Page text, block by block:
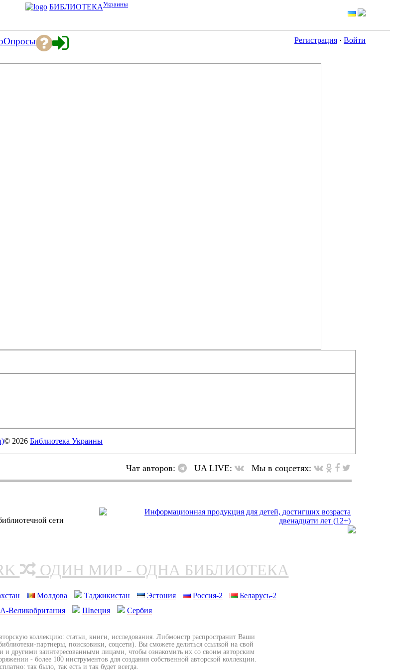
БИБЛИОТЕКАУкраины
Регистрация · Войти
Опросы
© 2026 Библиотека Украины
Чат авторов: UA LIVE: Мы в соцсетях:
сети
ОДИН МИР - ОДНА БИБЛИОТЕКА
Молдова Таджикистан Эстония Россия-2
Беларусь-2
Великобритания
Швеция Сербия
коллекцию: статьи, книги, исследования. Либмонстр распространит Ваши
партнеры, поисковики, соцсети). Вы сможете делиться ссылкой на свой
и другими заинтересованными лицами, чтобы ознакомить их со своим авторским
- более 100 инструментов для создания собственной авторской коллекции.
так было, так есть и так будет всегда.